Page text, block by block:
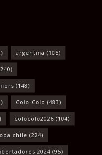
argentina (105)
(148)
Colo-Colo (483)
colocolo2026 (104)
chile (224)
2024 (95)